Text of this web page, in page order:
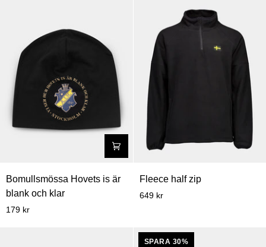
Bomullsmössa
Hovets
Bomullsmössa Hovets is är
blank och klar
179 kr
Fleece
Fleece half zip
649 kr
SPARA 30%